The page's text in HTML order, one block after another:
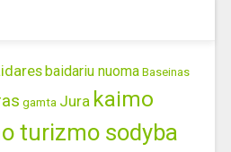
baidariu nuoma Baseinas
gamta Jura kaimo
turizmo sodyba